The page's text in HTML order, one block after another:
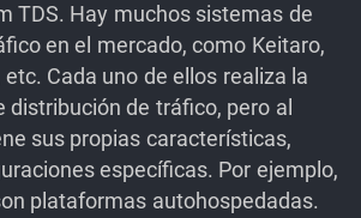
TDS. Hay muchos sistemas de
en el mercado, como Keitaro,
etc. Cada uno de ellos realiza la
distribución de tráfico, pero al
sus propias características,
específicas. Por ejemplo,
plataformas autohospedadas.